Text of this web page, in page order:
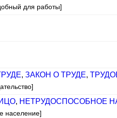
для работы]
, ЗАКОН О ТРУДЕ,
, НЕТРУДОСПОСОБНОЕ
население]